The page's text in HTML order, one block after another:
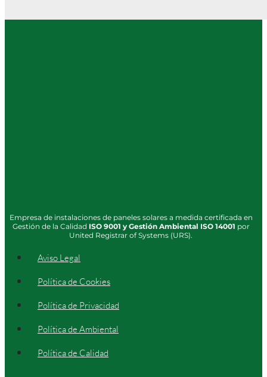
Empresa de instalaciones de paneles solares a medida certificada en
Gestión de la Calidad ISO 9001 y Gestión Ambiental ISO 14001 por
United Registrar of Systems (URS).
Aviso Legal
Política de Cookies
Política de Privacidad
Política de Ambiental
Política de Calidad